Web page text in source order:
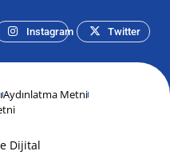
Instagram Twitter
Dijital
Aydınlatma Metni